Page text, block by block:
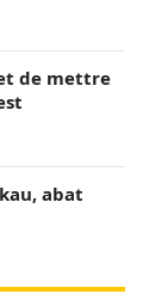
de mettre
abat